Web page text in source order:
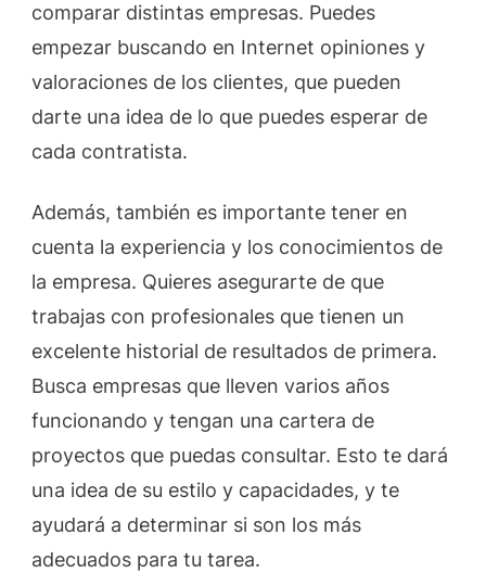
comparar distintas empresas. Puedes
empezar buscando en Internet opiniones y
valoraciones de los clientes, que pueden
darte una idea de lo que puedes esperar de
cada contratista.
Además, también es importante tener en
cuenta la experiencia y los conocimientos de
la empresa. Quieres asegurarte de que
trabajas con profesionales que tienen un
excelente historial de resultados de primera.
Busca empresas que lleven varios años
funcionando y tengan una cartera de
proyectos que puedas consultar. Esto te dará
una idea de su estilo y capacidades, y te
ayudará a determinar si son los más
adecuados para tu tarea.